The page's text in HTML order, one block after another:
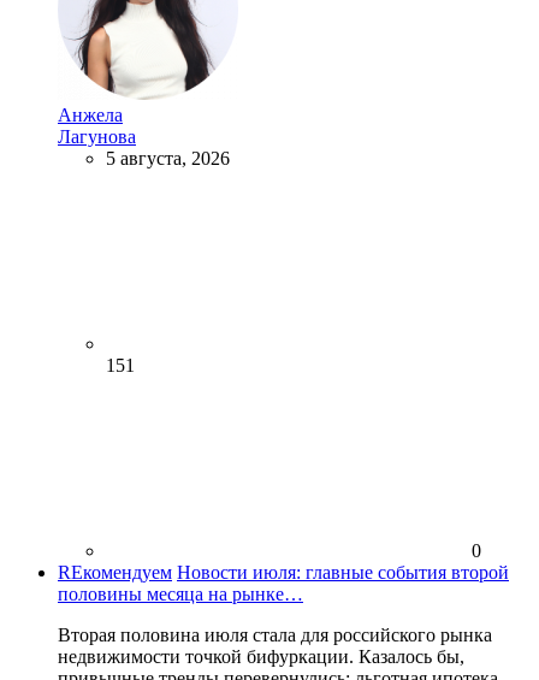
Анжела
Лагунова
5 августа, 2026
151
0
REкомендуем Новости июля: главные события второй
половины месяца на рынке…
Вторая половина июля стала для российского рынка
недвижимости точкой бифуркации. Казалось бы,